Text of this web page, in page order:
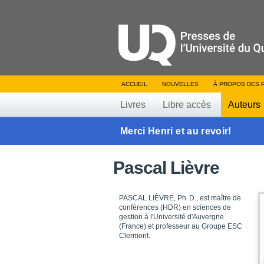
ACCUEIL NOUVELLES À PROPOS DES
Livres Libre accès Auteurs
Merci Henri et au revoir!
Pascal Lièvre
PASCAL LIÈVRE, Ph. D., est maître de
conférences (HDR) en sciences de
gestion à l'Université d'Auvergne
(France) et professeur au Groupe ESC
Clermont.